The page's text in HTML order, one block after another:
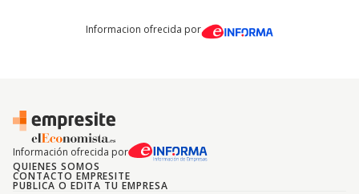
Informacion ofrecida por
Información ofrecida por
QUIENES SOMOS
CONTACTO EMPRESITE
PUBLICA O EDITA TU EMPRESA